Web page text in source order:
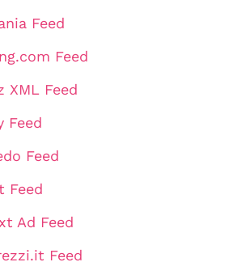
Feed
Feed
XML Feed
Feed
Feed
Feed
Ad Feed
Feed